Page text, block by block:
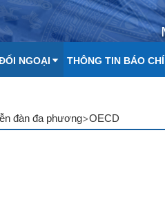
NGOẠI THÔNG TIN BÁO CHÍ
đàn đa phương>OECD